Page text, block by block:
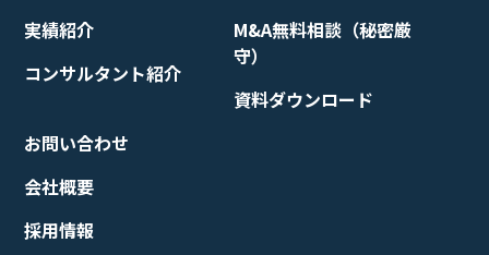
実績紹介
コンサルタント紹介
M&A無料相談（秘密厳
守）
資料ダウンロード
お問い合わせ
会社概要
採用情報